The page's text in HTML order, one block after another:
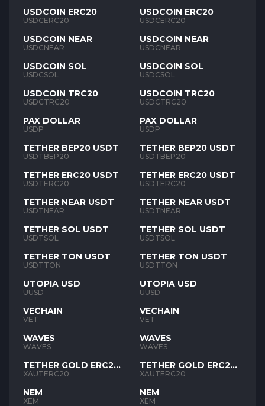
USDCOIN ERC20
USDCERC20
USDCOIN NEAR
USDCNEAR
USDCOIN SOL
USDCSOL
USDCOIN TRC20
USDCTRC20
PAX DOLLAR
USDP
TETHER BEP20 USDT
USDTBEP20
TETHER ERC20 USDT
USDTERC20
TETHER NEAR USDT
USDTNEAR
TETHER SOL USDT
USDTSOL
TETHER TON USDT
USDTTON
UTOPIA USD
UUSD
VECHAIN
VET
WAVES
WAVES
TETHER GOLD ERC20
XAUT
XAUTERC20
NEM
XEM
USDCOIN ERC20
USDCERC20
USDCOIN NEAR
USDCNEAR
USDCOIN SOL
USDCSOL
USDCOIN TRC20
USDCTRC20
PAX DOLLAR
USDP
TETHER BEP20 USDT
USDTBEP20
TETHER ERC20 USDT
USDTERC20
TETHER NEAR USDT
USDTNEAR
TETHER SOL USDT
USDTSOL
TETHER TON USDT
USDTTON
UTOPIA USD
UUSD
VECHAIN
VET
WAVES
WAVES
TETHER GOLD ERC20
XAUT
XAUTERC20
NEM
XEM